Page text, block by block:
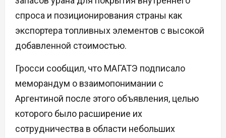
спроса и позиционирования страны как
экспортера топливных элементов с высокой
добавленной стоимостью.
Гросси сообщил, что МАГАТЭ подписало
меморандум о взаимопонимании с
Аргентиной после этого объявления, целью
которого было расширение их
сотрудничества в области небольших